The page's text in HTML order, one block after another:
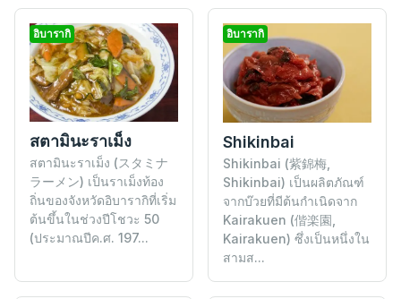
อิบารากิ
สตามินะราเม็ง
สตามินะราเม็ง (スタミナ
ラーメン) เป็นราเม็งท้อง
ถิ่นของจังหวัดอิบารากิที่เริ่ม
ต้นขึ้นในช่วงปีโชวะ 50
(ประมาณปีค.ศ. 197...
อิบารากิ
Shikinbai
Shikinbai (紫錦梅,
Shikinbai) เป็นผลิตภัณฑ์
จากบ๊วยที่มีต้นกำเนิดจาก
Kairakuen (偕楽園,
Kairakuen) ซึ่งเป็นหนึ่งใน
สามส...